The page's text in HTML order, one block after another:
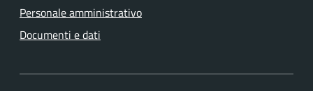
Personale amministrativo
Documenti e dati